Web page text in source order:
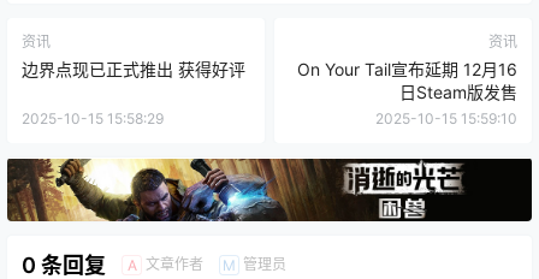
资讯
边界点现已正式推出 获得好评
2025-10-15 15:58:29
资讯
On Your Tail宣布延期 12月16
日Steam版发售
2025-10-15 15:59:10
0 条回复 A 文章作者 M 管理员